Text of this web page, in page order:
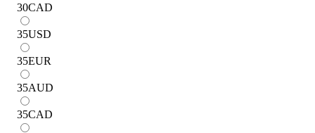
30CAD
35USD
35EUR
35AUD
35CAD